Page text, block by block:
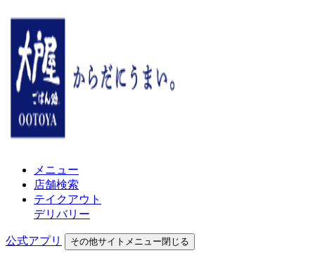
メニュー
店舗検索
テイクアウト
デリバリー
公式アプリ その他サイトメニュー閉じる